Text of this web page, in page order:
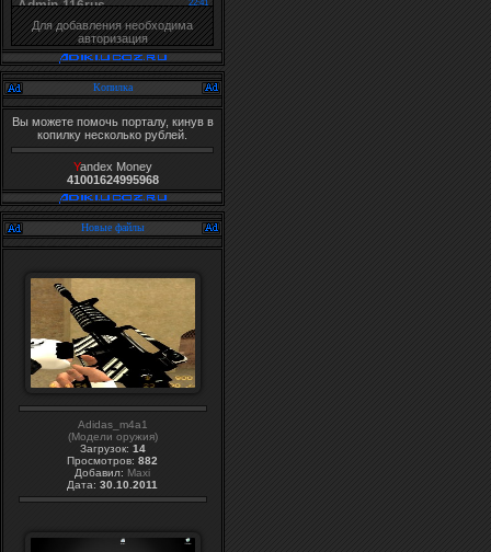
Для добавления необходима
авторизация
Копилка
Вы можете помочь порталу, кинув в
копилку несколько рублей.
Yandex Money
41001624995968
Новые файлы
Adidas_m4a1
(Модели оружия)
Загрузок: 14
Просмотров: 882
Добавил: Maxi
Дата: 30.10.2011